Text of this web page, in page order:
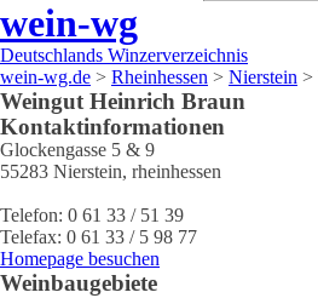
wein-wg
Deutschlands Winzerverzeichnis
wein-wg.de > Rheinhessen > Nierstein >
Weingut Heinrich Braun
Kontaktinformationen
Glockengasse 5 & 9
55283 Nierstein, rheinhessen
Telefon: 0 61 33 / 51 39
Telefax: 0 61 33 / 5 98 77
Homepage besuchen
Weinbaugebiete